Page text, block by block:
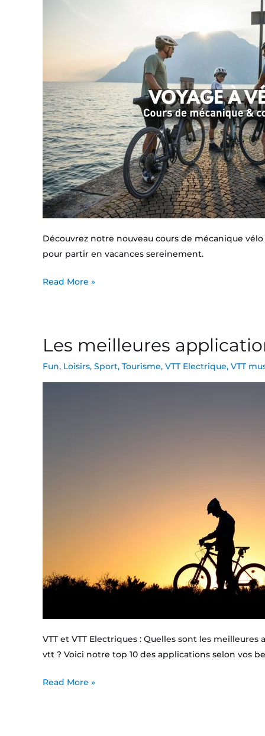
Découvrez notre nouveau cours de mécanique
pour partir en vacances sereinement.
Read More »
Les meilleures
Fun, Loisirs, Sport, Tourisme, VTT Electrique, VTT
VTT et VTT Electriques : Quelles sont les
vtt ? Voici notre top 10 des applications selon vos
Les
applications
Read More »